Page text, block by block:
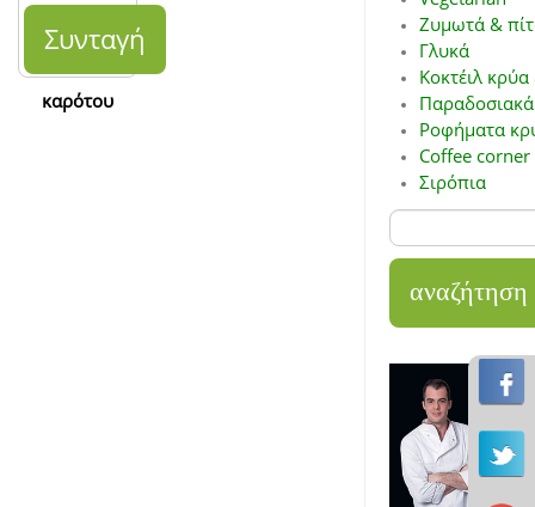
κρασί και
καρότου
Συνταγή
Ζυμωτά &
Γλυκά
Κοκτέιλ
Παραδοσιακά
Ροφήματα
Coffee corner
Σιρόπια